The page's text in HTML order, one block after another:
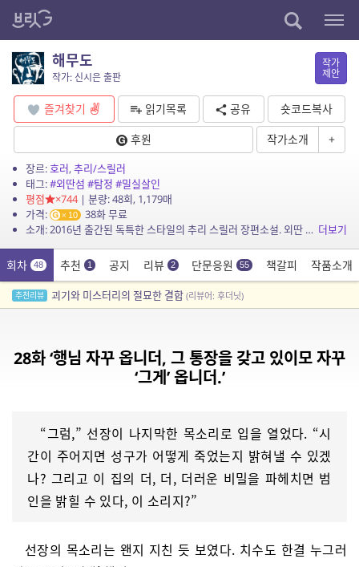
해무도
작가: 신시은 출판
작가
제안
즐겨찾기 읽기목록 공유
숏코드복사
후원
작가소개 +
장르:호러,추리/스릴러
태그:#외딴섬 #탐정 #밀실살인
평점
×744| 분량: 48회, 1,179매
가격:
10
38화 무료
소개: 2016년 출간된 독특한 스타일의 추리 스릴러 장편소설. 외딴 섬 마을에 내려오는 기괴한 전설에 따라 두 사내가 의문의 죽임을 당한다. 20년 후, 당시 사건에 연루된 이들이 섬 ... 더보기
회차 48 추천 1 공지 리뷰 2 단문응원 55 책갈피 작품소개
추천리뷰 괴기와 미스터리의 절묘한 결합 (리뷰어: 후더닛)
28화 ‘행님 자꾸 옵니더, 그 통장을 갖고 있이모 자꾸
‘그게’ 옵니더.’
“그럼,” 선장이 나지막한 목소리로 입을 열었다. “시
간이 주어지면 성구가 어떻게 죽었는지 밝혀낼 수 있겠
나? 그리고 이 집의 더, 더, 더러운 비밀을 파헤치면 범
인을 밝힐 수 있다, 이 소리지?”
선장의 목소리는 왠지 지친 듯 보였다. 치수도 한결 누그러